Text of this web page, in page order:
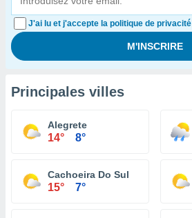
J'ai lu et j'accepte la politique de privacité
Principales villes
Alegrete
14° 8°
Cachoeira Do Sul
15° 7°